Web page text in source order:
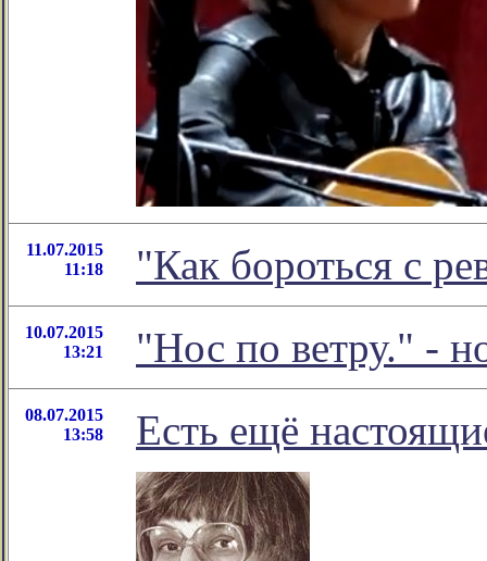
11.07.2015
11:18
"Как бороться с
10.07.2015
13:21
"Нос по ветру." -
08.07.2015
13:58
Есть ещё